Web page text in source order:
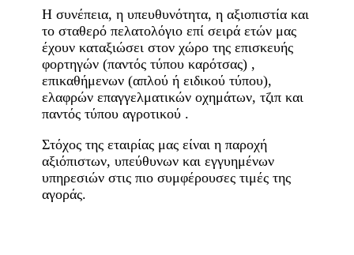
Η συνέπεια, η υπευθυνότητα, η αξιοπιστία και
το σταθερό πελατολόγιο επί σειρά ετών μας
έχουν καταξιώσει στον χώρο της επισκευής
φορτηγών (παντός τύπου καρότσας) ,
επικαθήμενων (απλού ή ειδικού τύπου),
ελαφρών επαγγελματικών οχημάτων, τζιπ και
παντός τύπου αγροτικού .
Στόχος της εταιρίας μας είναι η παροχή
αξιόπιστων, υπεύθυνων και εγγυημένων
υπηρεσιών στις πιο συμφέρουσες τιμές της
αγοράς.